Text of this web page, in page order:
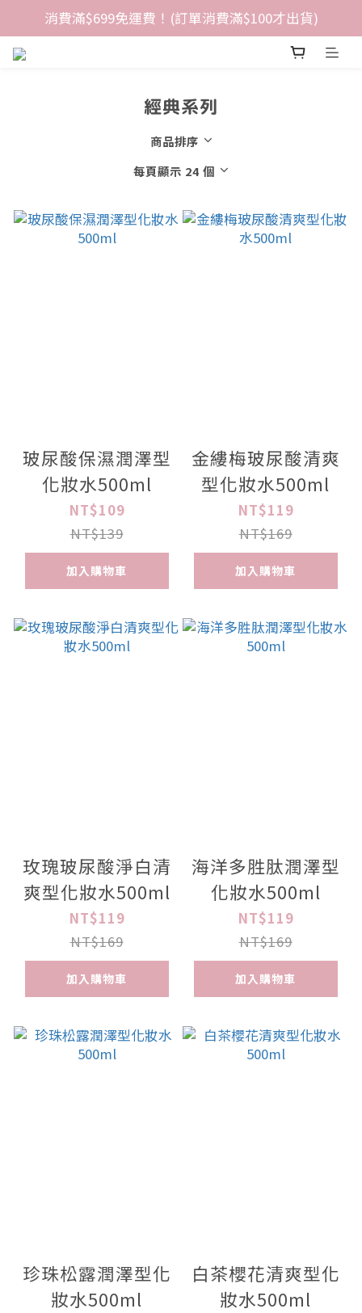
消費滿$699免運費！(訂單消費滿$100才出貨)
經典系列
商品排序
每頁顯示 24 個
玻尿酸保濕潤澤型
化妝水500ml
NT$109
NT$139
加入購物車
金縷梅玻尿酸清爽
型化妝水500ml
NT$119
NT$169
加入購物車
玫瑰玻尿酸淨白清
爽型化妝水500ml
NT$119
NT$169
加入購物車
海洋多胜肽潤澤型
化妝水500ml
NT$119
NT$169
加入購物車
珍珠松露潤澤型化
妝水500ml
白茶櫻花清爽型化
妝水500ml